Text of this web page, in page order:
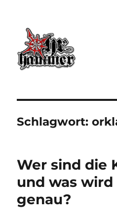
Schlagwort:
Wer sind die
und was wird
genau?